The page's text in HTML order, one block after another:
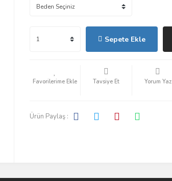
Sepete Ekle
Tavsiye Et Yorum Yaz
Ürün Paylaş :